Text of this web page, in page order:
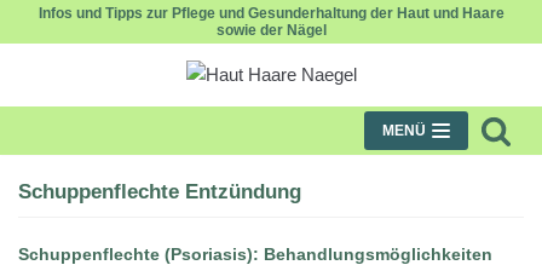
Infos und Tipps zur Pflege und Gesunderhaltung der Haut und Haare
sowie der Nägel
MENÜ
Schuppenflechte Entzündung
Schuppenflechte (Psoriasis): Behandlungsmöglichkeiten